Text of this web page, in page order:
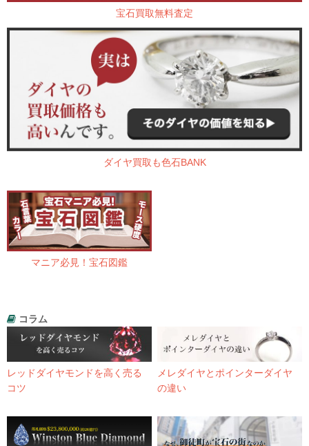
宝石買取無料査定
ダイヤ買取も色石BANK
マニア必見！宝石図鑑
コラム
レッドダイヤモンドを高く売る
コツ
メレダイヤとポインターダイヤ
の違い